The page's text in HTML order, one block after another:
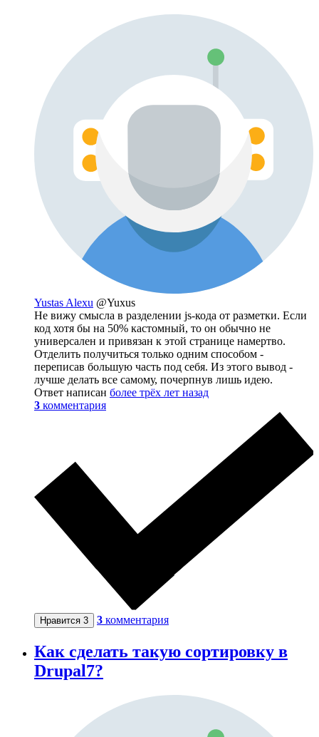
Yustas Alexu @Yuxus
Не вижу смысла в разделении js-кода от разметки. Если
код хотя бы на 50% кастомный, то он обычно не
универсален и привязан к этой странице намертво.
Отделить получиться только одним способом -
переписав большую часть под себя. Из этого вывод -
лучше делать все самому, почерпнув лишь идею.
Ответ написан более трёх лет назад
3 комментария
Нравится 3 3 комментария
Как сделать такую сортировку в
Drupal7?